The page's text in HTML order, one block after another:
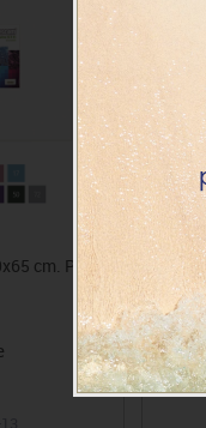
cm. Pack